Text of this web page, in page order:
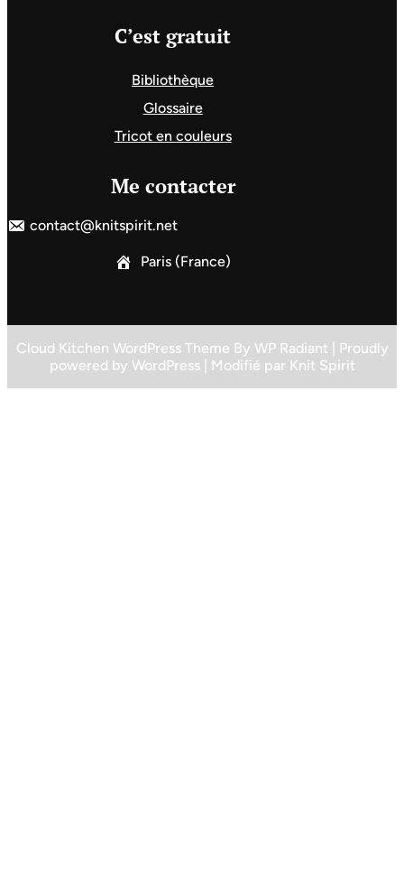
C’est gratuit
Bibliothèque
Glossaire
Tricot en couleurs
Me contacter
contact@knitspirit.net
Paris (France)
Cloud Kitchen WordPress Theme By WP Radiant | Proudly
powered by WordPress| Modifié par Knit Spirit